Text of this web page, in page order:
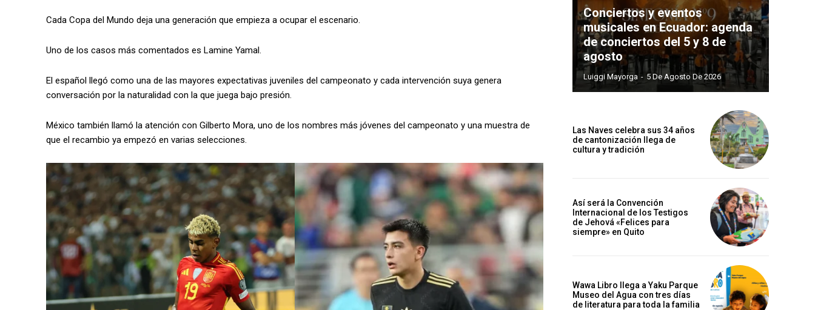
Cada Copa del Mundo deja una generación que empieza a ocupar el escenario.
Uno de los casos más comentados es Lamine Yamal.
El español llegó como una de las mayores expectativas juveniles del campeonato y cada intervención suya genera
conversación por la naturalidad con la que juega bajo presión.
México también llamó la atención con Gilberto Mora, uno de los nombres más jóvenes del campeonato y una muestra de
que el recambio ya empezó en varias selecciones.
Conciertos y eventos
musicales en Ecuador: agenda
de conciertos del 5 y 8 de
agosto
Luiggi Mayorga - 5 De Agosto De 2026
Las Naves celebra sus 34 años
de cantonización llega de
cultura y tradición
Así será la Convención
Internacional de los Testigos
de Jehová «Felices para
siempre» en Quito
Wawa Libro llega a Yaku Parque
Museo del Agua con tres días
de literatura para toda la familia